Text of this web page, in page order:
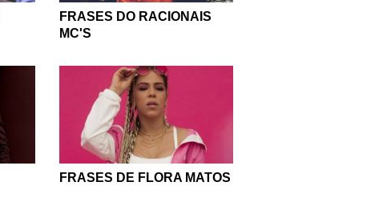
FRASES DO RACIONAIS
MC'S
FRASES DE FLORA MATOS